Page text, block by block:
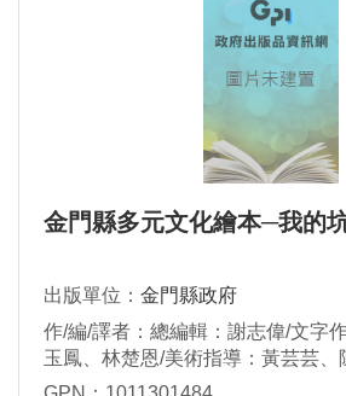
金門縣多元文化繪本─我的
出版單位： 金門縣政府
作/編/譯者：總編輯：謝志偉/文字
玉鳳、林楚恩/美術指導：黃芸芸、
氏僑螢